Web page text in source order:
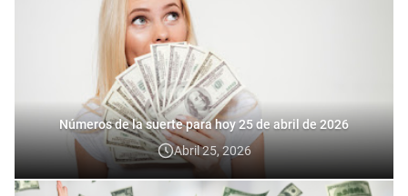
Números de la suerte para hoy 25 de abril de 2026
Abril 25, 2026